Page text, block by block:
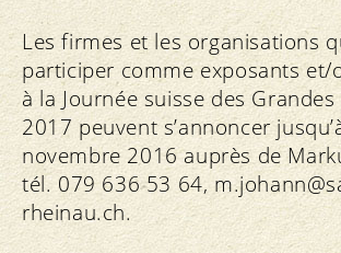
Les firmes et les organisations
participer comme exposants et/
à la Journée suisse des
2017 peuvent s’annoncer
novembre 2016 auprès de
tél. 079 636 53 64, m.
rheinau.ch.